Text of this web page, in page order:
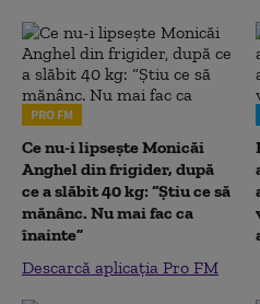
PRO FM
Ce nu-i lipsește Monicăi
Anghel din frigider, după
ce a slăbit 40 kg: “Știu ce să
mănânc. Nu mai fac ca
înainte”
Descarcă aplicația Pro FM